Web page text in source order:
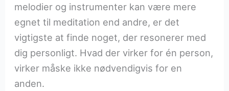
melodier og instrumenter kan være mere
egnet til meditation end andre, er det
vigtigste at finde noget, der resonerer med
dig personligt. Hvad der virker for én person,
virker måske ikke nødvendigvis for en
anden.